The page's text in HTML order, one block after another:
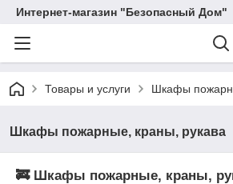
Интернет-магазин "Безопасный Дом"
Товары и услуги Шкафы
Шкафы пожарные, краны, рукава
🚒 Шкафы пожарные, краны,